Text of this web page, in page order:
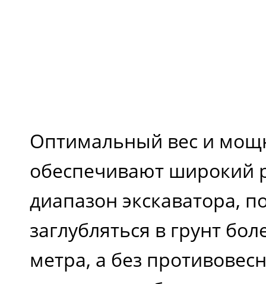
Оптимальный вес и
обеспечивают широкий
диапазон экскаватора,
заглубляться в грунт
метра, а без